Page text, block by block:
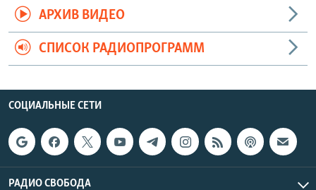
АРХИВ ВИДЕО
СПИСОК РАДИОПРОГРАММ
СОЦИАЛЬНЫЕ СЕТИ
РАДИО СВОБОДА